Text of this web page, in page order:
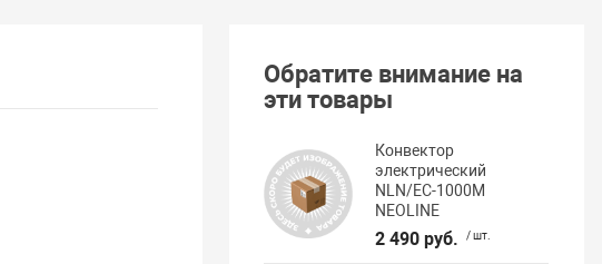
Обратите внимание на
эти товары
Конвектор
электрический
NLN/EC-1000M
NEOLINE
2 490 руб. / шт.